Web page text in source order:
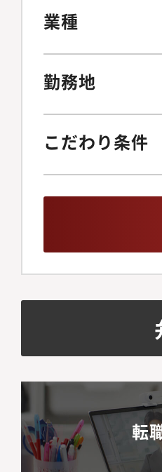
業種
勤務地
こだわり条件
転